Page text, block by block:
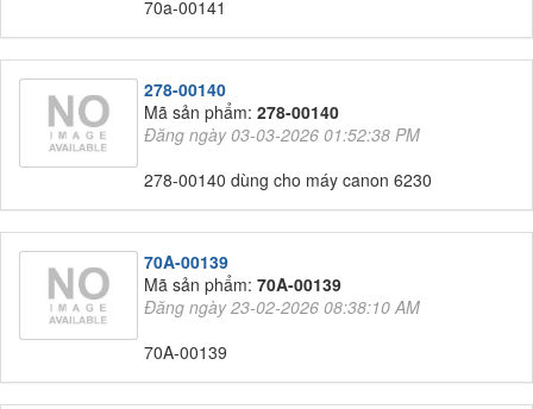
70a-00141
278-00140
Mã sản phẩm: 278-00140
Đăng ngày 03-03-2026 01:52:38 PM
278-00140 dùng cho máy canon 6230
70A-00139
Mã sản phẩm: 70A-00139
Đăng ngày 23-02-2026 08:38:10 AM
70A-00139